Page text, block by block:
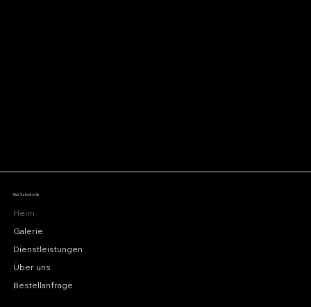
Alex Sztankovits
Heim
Galerie
Dienstleistungen
Über uns
Bestellanfrage